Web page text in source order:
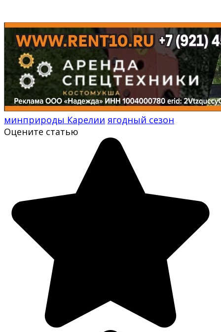
минприроды Карелии ягодный сезон
Оцените статью